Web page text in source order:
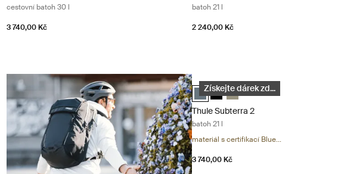
cestovní batoh 30 l
3 740,00 Kč
batoh 21 l
2 240,00 Kč
Thule Subterra 2 batoh 21 l Dark slate
Získejte dárek zd...
Thule Subterra backpack 21L Tmavě
Thule Subterra backpack 21L Černá
Thule Subterra backpack 21L
Thule Subterra 2
batoh 21 l
materiál s certifikací Blue...
3 740,00 Kč